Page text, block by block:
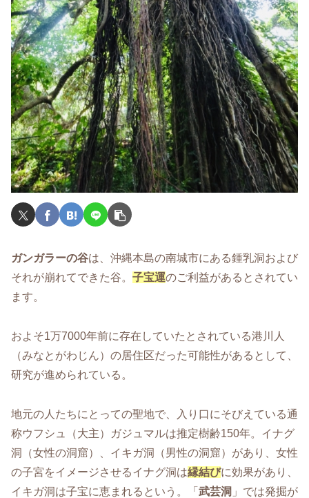
ガンガラーの谷は、沖縄本島の南城市にある鍾乳洞および
それが崩れてできた谷。 子宝運のご利益があるとされてい
ます。
およそ1万7000年前に存在していたとされている港川人
（みなとがわじん）の居住区だった可能性があるとして、
研究が進められている。
地元の人たちにとっての聖地で、入り口にそびえている通
称ウフシュ（大主）ガジュマルは推定樹齢150年。イナグ
洞（女性の洞窟）、イキガ洞（男性の洞窟）があり、女性
の子宮をイメージさせるイナグ洞は縁結びに効果があり、
イキガ洞は子宝に恵まれるという。「 武芸洞 」では発掘が